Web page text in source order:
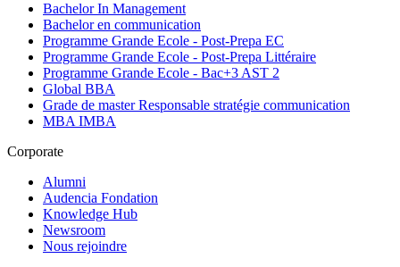
Bachelor In Management
Bachelor en communication
Programme Grande Ecole - Post-Prepa EC
Programme Grande Ecole - Post-Prepa Littéraire
Programme Grande Ecole - Bac+3 AST 2
Global BBA
Grade de master Responsable stratégie communication
MBA IMBA
Corporate
Alumni
Audencia Fondation
Knowledge Hub
Newsroom
Nous rejoindre